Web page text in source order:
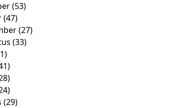
(53)
(47)
(27)
(33)
(29)